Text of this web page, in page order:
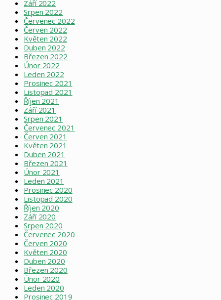
Září 2022
Srpen 2022
Červenec 2022
Červen 2022
Květen 2022
Duben 2022
Březen 2022
Únor 2022
Leden 2022
Prosinec 2021
Listopad 2021
Říjen 2021
Září 2021
Srpen 2021
Červenec 2021
Červen 2021
Květen 2021
Duben 2021
Březen 2021
Únor 2021
Leden 2021
Prosinec 2020
Listopad 2020
Říjen 2020
Září 2020
Srpen 2020
Červenec 2020
Červen 2020
Květen 2020
Duben 2020
Březen 2020
Únor 2020
Leden 2020
Prosinec 2019